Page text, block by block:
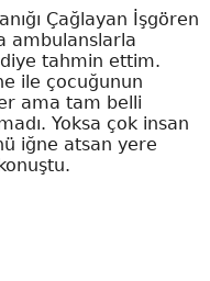
Çağlayan İşgören
ambulanslarla
tahmin ettim.
ile çocuğunun
ama tam belli
Yoksa çok insan
iğne atsan yere